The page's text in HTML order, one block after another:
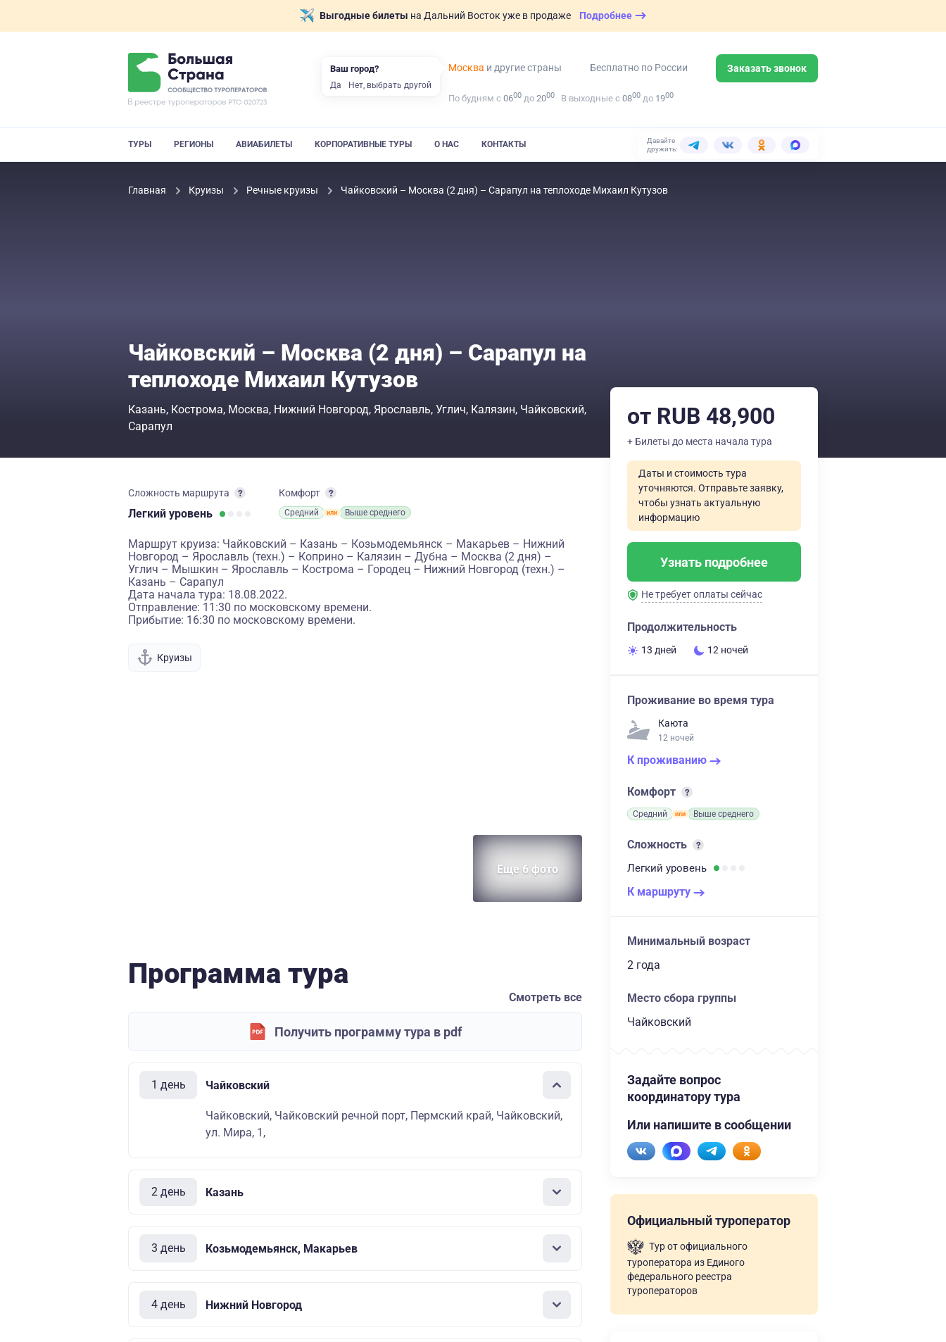
Выгодные билеты на Дальний Восток уже в продаже Подробнее
Москва и другие страны Бесплатно по России Заказать звонок
По будням с 0600 до 2000 В выходные с 0800 до 1900
ТУРЫ РЕГИОНЫ АВИАБИЛЕТЫ КОРПОРАТИВНЫЕ ТУРЫ О НАС КОНТАКТЫ
Давайте
дружить:
Главная Круизы Речные круизы Чайковский – Москва (2 дня) – Сарапул на теплоходе Михаил Кутузов
Чайковский – Москва (2 дня) – Сарапул на
теплоходе Михаил Кутузов
Казань Кострома Москва Нижний Новгород Ярославль Углич Калязин Чайковский
Сарапул
Сложность маршрута
Легкий уровень
Комфорт
Средний Выше среднего
Маршрут круиза: Чайковский – Казань – Козьмодемьянск – Макарьев – Нижний
Новгород – Ярославль (техн.) – Коприно – Калязин – Дубна – Москва (2 дня) –
Углич – Мышкин – Ярославль – Кострома – Городец – Нижний Новгород (техн.) –
Казань – Сарапул
Дата начала тура: 18.08.2022.
Отправление: 11:30 по московскому времени.
Прибытие: 16:30 по московскому времени.
Круизы
Еще 6 фото
Программа тура
Смотреть все
Получить программу тура в pdf
1 день Чайковский
Чайковский, Чайковский речной порт, Пермский край, Чайковский,
ул. Мира, 1,
2 день Казань
3 день Козьмодемьянск, Макарьев
4 день Нижний Новгород
от RUB 48,900
+ Билеты до места начала тура
Даты и стоимость тура
уточняются. Отправьте заявку,
чтобы узнать актуальную
информацию
Узнать подробнее
Не требует оплаты сейчас
Продолжительность
13 дней 12 ночей
Проживание во время тура
Каюта
12 ночей
К проживанию
Комфорт
Средний Выше среднего
Сложность
Легкий уровень
К маршруту
Минимальный возраст
2 года
Место сбора группы
Чайковский
Задайте вопрос
координатору тура
Или напишите в сообщении
Официальный туроператор
Тур от официального
туроператора из Единого
федерального реестра
туроператоров
Ваш город?
Да Нет, выбрать другой